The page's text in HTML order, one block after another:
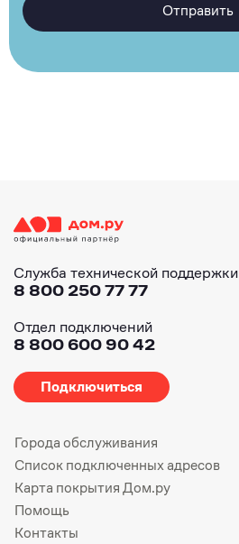
Отправить
Служба технической поддержки
8 800 250 77 77
Отдел подключений
8 800 600 90 42
Подключиться
Города обслуживания
Список подключенных адресов
Карта покрытия Дом.ру
Помощь
Контакты